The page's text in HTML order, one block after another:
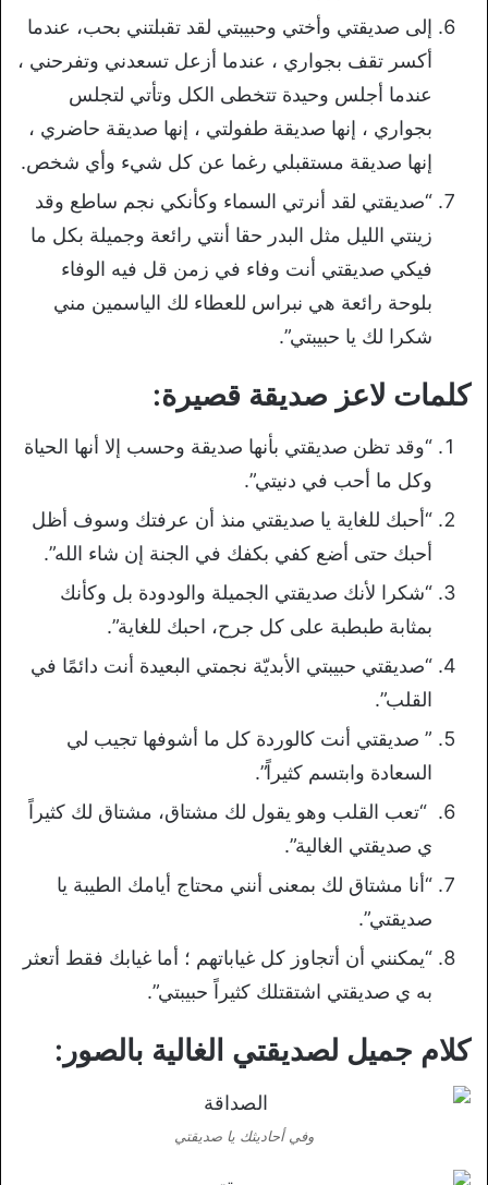
إلى صديقتي وأختي وحبيبتي لقد تقبلتني بحب، عندما
أكسر تقف بجواري ، عندما أزعل تسعدني وتفرحني ،
عندما أجلس وحيدة تتخطى الكل وتأتي لتجلس
بجواري ، إنها صديقة طفولتي ، إنها صديقة حاضري ،
إنها صديقة مستقبلي رغما عن كل شيء وأي شخص.
“صديقتي لقد أنرتي السماء وكأنكي نجم ساطع وقد
زينتي الليل مثل البدر حقا أنتي رائعة وجميلة بكل ما
فيكي صديقتي أنت وفاء في زمن قل فيه الوفاء
بلوحة رائعة هي نبراس للعطاء لك الياسمين مني
شكرا لك يا حبيبتي”.
كلمات لاعز صديقة قصيرة:
“وقد تظن صديقتي بأنها صديقة وحسب إلا أنها الحياة
وكل ما أحب في دنيتي”.
“أحبك للغاية يا صديقتي منذ أن عرفتك وسوف أظل
أحبك حتى أضع كفي بكفك في الجنة إن شاء الله”.
“شكرا لأنك صديقتي الجميلة والودودة بل وكأنك
بمثابة طبطبة على كل جرح، احبك للغاية”.
“صديقتي حبيبتي الأبديّة نجمتي البعيدة أنت دائمًا في
القلب”.
” صديقتي أنت كالوردة كل ما أشوفها تجيب لي
السعادة وابتسم كثيراً”.
“تعب القلب وهو يقول لك مشتاق، مشتاق لك كثيراً
ي صديقتي الغالية”.
“أنا مشتاق لك بمعنى أنني محتاج أيامك الطيبة يا
صديقتي”.
“يمكنني أن أتجاوز كل غياباتهم ؛ أما غيابك فقط أتعثر
به ي صديقتي اشتقتلك كثيراً حبيبتي”.
كلام جميل لصديقتي الغالية بالصور:
وفي أحاديثك يا صديقتي